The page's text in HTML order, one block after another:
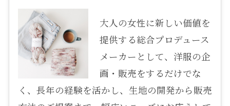
大人の女性に新しい価値を
提供する総合プロデュース
メーカーとして、洋服の企
画・販売をするだけでな
く、長年の経験を活かし、生地の開発から販売